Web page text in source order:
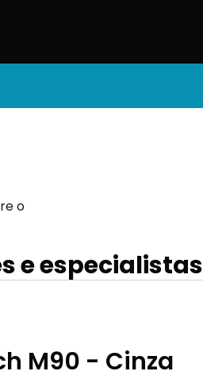
o
e especialistas
M90 - Cinza